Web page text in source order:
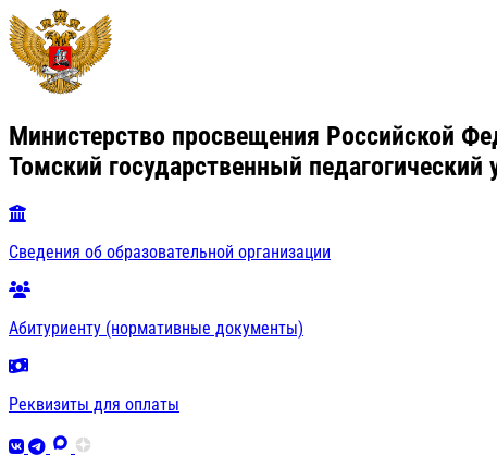
Министерство просвещения Российской
Томский государственный педагогический
Сведения об образовательной организации
Абитуриенту (нормативные документы)
Реквизиты для оплаты